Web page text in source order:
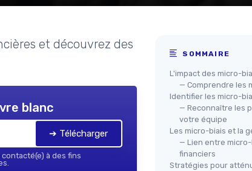
et découvrez des
blanc
➔ Télécharger
contacté(e) à des fins
SOMMAIRE
L'impact des micro-
— Comprendre les
Identifier les micro-
— Reconnaître les
votre équipe
Les micro-biais et la
— Lien entre
financiers
Stratégies pour